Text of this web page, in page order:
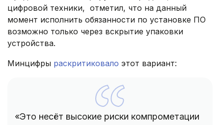
цифровой техники, отметил, что на данный
момент исполнить обязанности по установке ПО
возможно только через вскрытие упаковки
устройства.
Минцифры раскритиковало этот вариант:
«Это несёт высокие риски компрометации